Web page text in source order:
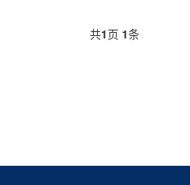
共1页 1条